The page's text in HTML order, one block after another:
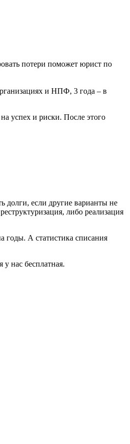
потери поможет юрист по
и НПФ, 3 года – в
успех и риски. После этого
долги, если другие варианты не
либо реализация
годы. А статистика списания
нас бесплатная.